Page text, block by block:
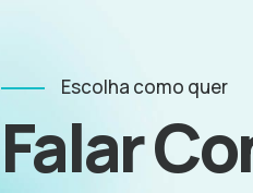
Escolha como quer
Falar